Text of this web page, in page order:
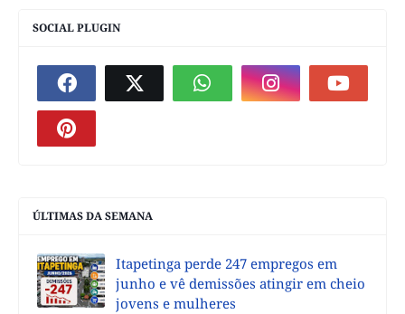
SOCIAL PLUGIN
ÚLTIMAS DA SEMANA
Itapetinga perde 247 empregos em
junho e vê demissões atingir em cheio
jovens e mulheres